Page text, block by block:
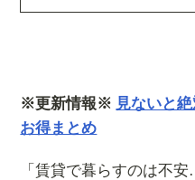
※更新情報※ 見ないと
お得まとめ
「賃貸で暮らすのは不